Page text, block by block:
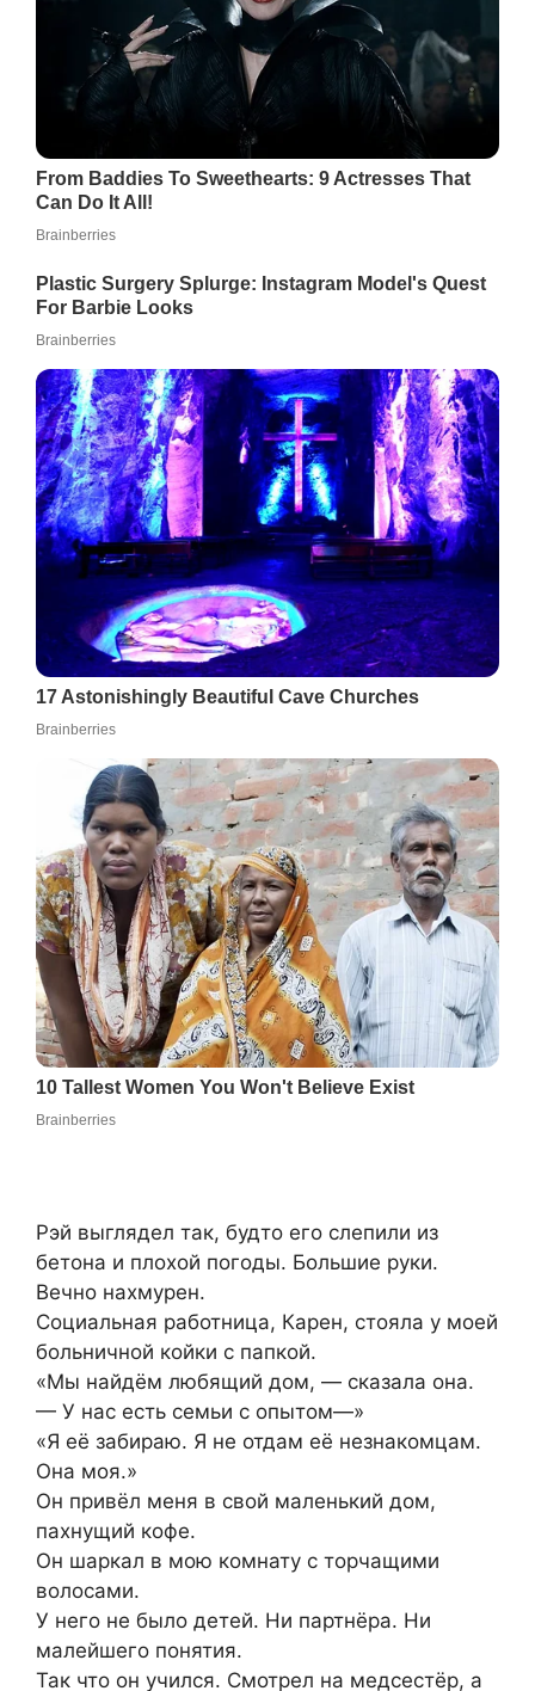
Рэй выглядел так, будто его слепили из
бетона и плохой погоды. Большие руки.
Вечно нахмурен.
Социальная работница, Карен, стояла у моей
больничной койки с папкой.
«Мы найдём любящий дом, — сказала она.
— У нас есть семьи с опытом—»
«Я её забираю. Я не отдам её незнакомцам.
Она моя.»
Он привёл меня в свой маленький дом,
пахнущий кофе.
Он шаркал в мою комнату с торчащими
волосами.
У него не было детей. Ни партнёра. Ни
малейшего понятия.
Так что он учился. Смотрел на медсестёр, а